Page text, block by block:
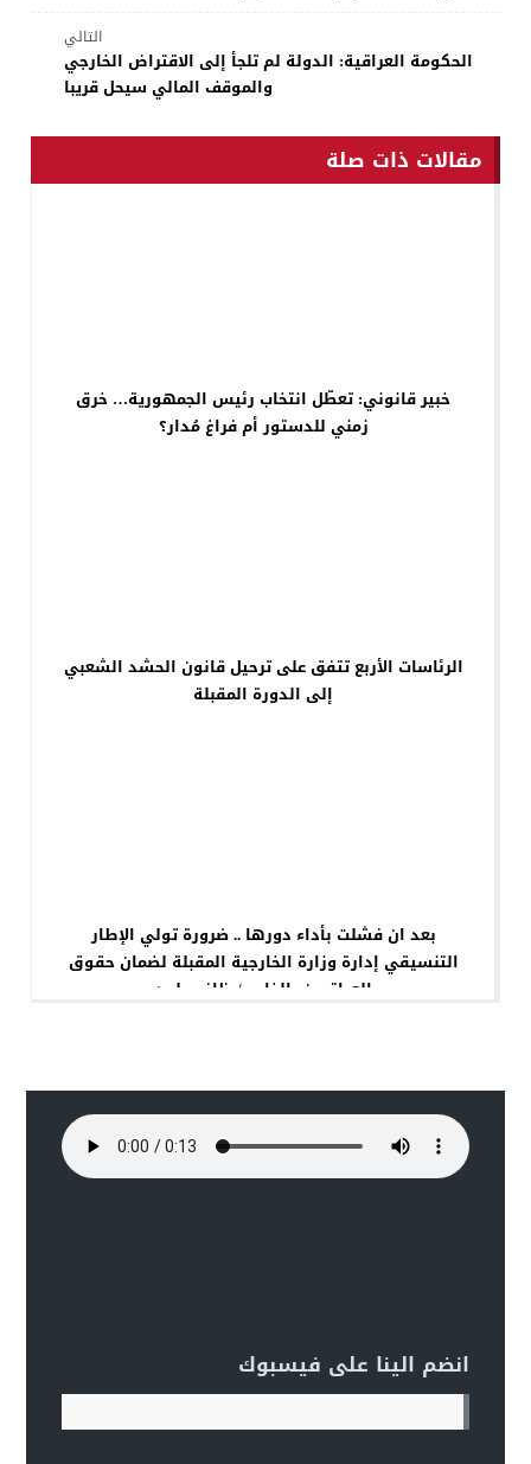
التالي
الحكومة العراقية: الدولة لم تلجأ إلى الاقتراض الخارجي
والموقف المالي سيحل قريبا
مقالات ذات صلة
خبير قانوني: تعطّل انتخاب رئيس الجمهورية… خرق
زمني للدستور أم فراغ مُدار؟
الرئاسات الأربع تتفق على ترحيل قانون الحشد الشعبي
إلى الدورة المقبلة
بعد ان فشلت بأداء دورها .. ضرورة تولي الإطار
التنسيقي إدارة وزارة الخارجية المقبلة لضمان حقوق
العراقيين بالخارج / ظافر جلود
انضم الينا على فيسبوك